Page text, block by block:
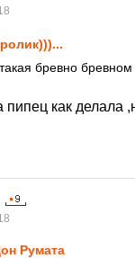
бревно бревном
как делала
Руматa